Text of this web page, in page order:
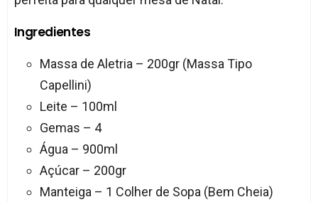
Ingredientes
Massa de Aletria – 200gr (Massa Tipo
Capellini)
Leite – 100ml
Gemas – 4
Água – 900ml
Açúcar – 200gr
Manteiga – 1 Colher de Sopa (Bem Cheia)